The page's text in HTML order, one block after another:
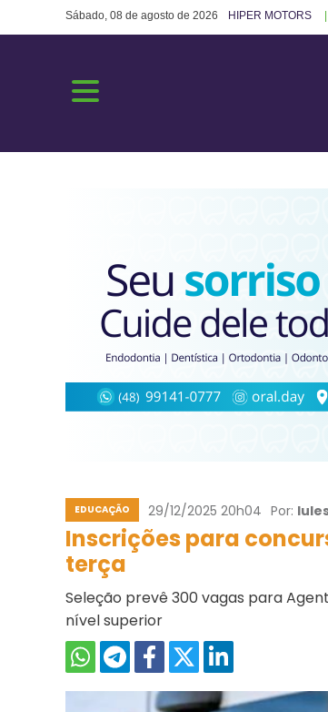
Sábado, 08 de agosto de 2026 HIPER MOTORS
EDUCAÇÃO 29/12/2025 20h04 Por:
Inscrições para
terça
Seleção prevê 300 vagas para
nível superior